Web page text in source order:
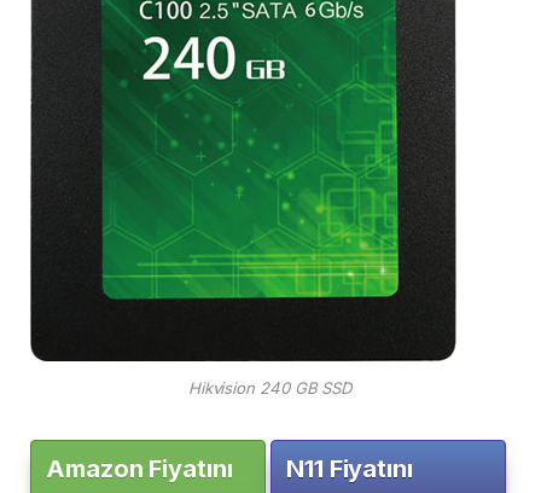
Hikvision 240 GB SSD
Amazon Fiyatını
N11 Fiyatını